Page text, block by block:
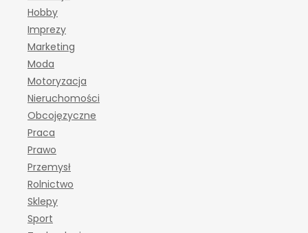
Hobby
Imprezy
Marketing
Moda
Motoryzacja
Nieruchomości
Obcojęzyczne
Praca
Prawo
Przemysł
Rolnictwo
Sklepy
Sport